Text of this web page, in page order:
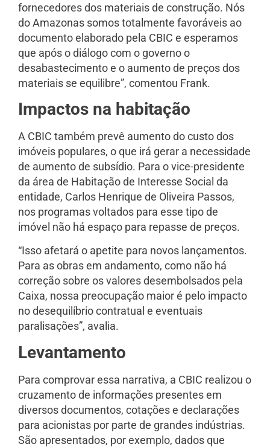
fornecedores dos materiais de construção. Nós
do Amazonas somos totalmente favoráveis ao
documento elaborado pela CBIC e esperamos
que após o diálogo com o governo o
desabastecimento e o aumento de preços dos
materiais se equilibre”, comentou Frank.
Impactos na habitação
A CBIC também prevê aumento do custo dos
imóveis populares, o que irá gerar a necessidade
de aumento de subsídio. Para o vice-presidente
da área de Habitação de Interesse Social da
entidade, Carlos Henrique de Oliveira Passos,
nos programas voltados para esse tipo de
imóvel não há espaço para repasse de preços.
“Isso afetará o apetite para novos lançamentos.
Para as obras em andamento, como não há
correção sobre os valores desembolsados pela
Caixa, nossa preocupação maior é pelo impacto
no desequilíbrio contratual e eventuais
paralisações”, avalia.
Levantamento
Para comprovar essa narrativa, a CBIC realizou o
cruzamento de informações presentes em
diversos documentos, cotações e declarações
para acionistas por parte de grandes indústrias.
São apresentados, por exemplo, dados que